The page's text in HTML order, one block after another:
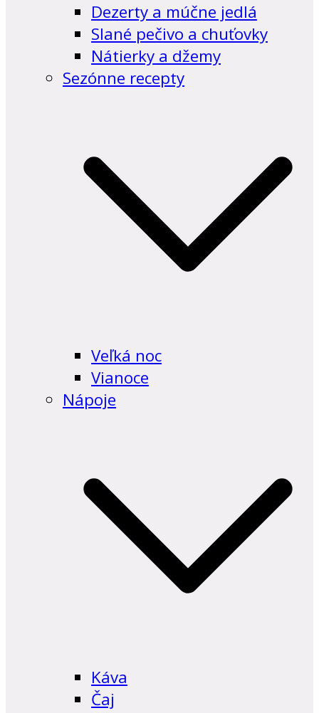
Dezerty a múčne jedlá
Slané pečivo a chuťovky
Nátierky a džemy
Sezónne recepty
Veľká noc
Vianoce
Nápoje
Káva
Čaj